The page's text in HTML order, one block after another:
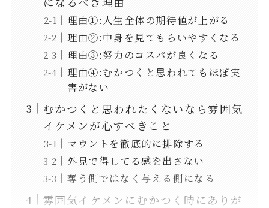
理由①:人生全体の期待値が上がる
理由②:中身を見てもらいやすくなる
理由③:努力のコスパが良くなる
理由④:むかつくと思われてもほぼ実
害がない
むかつくと思われたくないなら雰囲気
イケメンが心すべきこと
マウントを徹底的に排除する
外見で得してる感を出さない
奪う側ではなく与える側になる
雰囲気イケメンにむかつく時にありが